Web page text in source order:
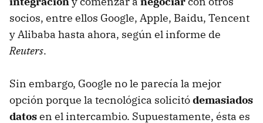
socios, entre ellos Google, Apple, Baidu, Tencent
y Alibaba hasta ahora, según el informe de
Reuters.
Sin embargo, Google no le parecía la mejor
opción porque la tecnológica solicitódemasiados
datosen el intercambio. Supuestamente, ésta es